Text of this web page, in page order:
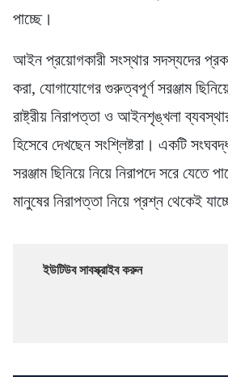
পাচ্ছে।
আইন প্রয়োগকারী সংস্থার সদস্যদের
করা, যোগাযোগের গুরুত্বপূর্ণ সরঞ্জাম
রাষ্ট্রীয় নিরাপত্তা ও আইনশৃঙ্খলা
হিসেবে দেখছেন সংশ্লিষ্টরা। একটি
সরঞ্জাম ছিনিয়ে নিয়ে নিরাপদে সরে যেতে
মানুষের নিরাপত্তা নিয়ে প্রশ্ন থেকেই
ইউটিউব সাবস্ক্রাইব করুন